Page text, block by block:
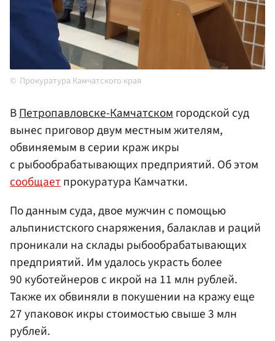
Прокуратура Камчатского края
ВПетропавловске-Камчатскомгородской суд
вынес приговор двум местным жителям,
обвиняемым в серии краж икры
с рыбообрабатывающих предприятий. Об этом
сообщаетпрокуратура Камчатки.
По данным суда, двое мужчин с помощью
альпинистского снаряжения, балаклав и раций
проникали на склады рыбообрабатывающих
предприятий. Им удалось украсть более
90 куботейнеров с икрой на 11 млн рублей.
Также их обвиняли в покушении на кражу еще
27 упаковок икры стоимостью свыше 3 млн
рублей.